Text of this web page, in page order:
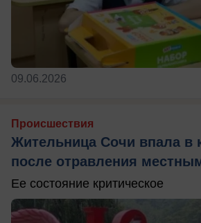
09.06.2026
Происшествия
Жительница Сочи впала в
после отравления
Ее состояние критическое